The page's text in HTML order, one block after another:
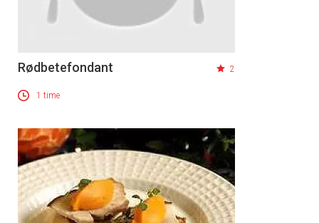
Rødbetefondant 2
1 time